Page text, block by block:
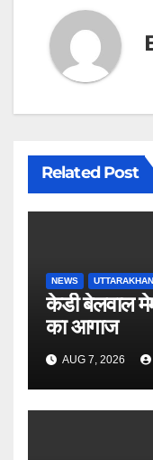
Related Post
NEWS
केडी बेलवाल
का आगाज
AUG 7, 2026